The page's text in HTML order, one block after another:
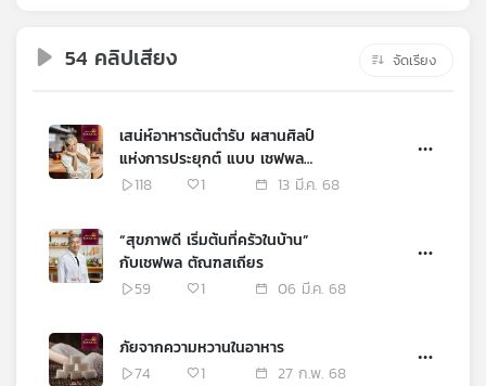
และ
กิจกรรม
เกี่ยว
เครือ
54 คลิปเสียง จัดเรียง
เสน่ห์อาหารต้นตำรับ ผสานศิลป์
แห่งการประยุกต์ แบบ เชฟพล
ตัณฑเสถียร
118 1 13 มี.ค. 68
“สุขภาพดี เริ่มต้นที่ครัวในบ้าน”
กับเชฟพล ตัณฑสเถียร
59
1 06 มี.ค. 68
ภัยจากความหวานในอาหาร
74
1 27 ก.พ. 68